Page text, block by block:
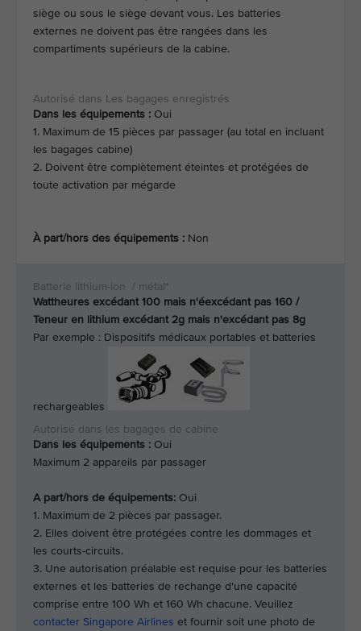
siège ou sous le siège devant vous. Les batteries
externes ne doivent pas être rangées dans les
compartiments supérieurs de la cabine.
Dans les équipements : Oui
1. Maximum de 15 pièces par passager (au total en incluant
les bagages cabine)
2. Doivent être complètement éteintes et protégées de
toute activation par mégarde
À part/hors des équipements : Non
Wattheures excédant 100 mais n'éexcédant pas 160 /
Teneur en lithium excédant 2g mais n'excédant pas 8g
Par exemple : Dispositifs médicaux portables et batteries
rechargeables
Dans les équipements : Oui
Maximum 2 appareils par passager
A part/hors de équipements: Oui
1. Maximum de 2 pièces par passager.
2. Elles doivent être protégées contre les dommages et
les courts-circuits.
3. Une autorisation préalable est requise pour les batteries
externes et les batteries de rechange d'une capacité
comprise entre 100 Wh et 160 Wh chacune. Veuillez
contacter Singapore Airlines et fournir soit une photo de